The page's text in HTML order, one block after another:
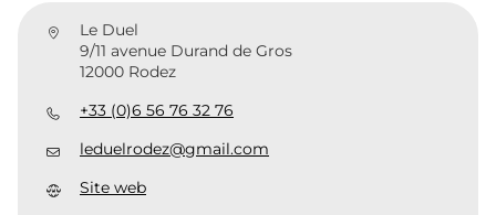
Le Duel
9/11 avenue Durand de Gros
12000 Rodez
+33 (0)6 56 76 32 76
leduelrodez@gmail.com
Site web